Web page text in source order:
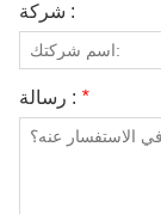
شركة :
رسالة : *